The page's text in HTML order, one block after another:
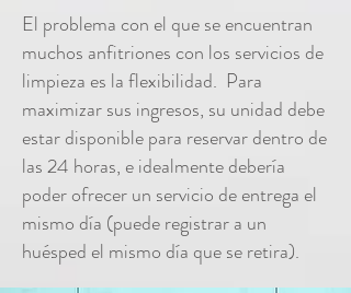
El problema con el que se encuentran
muchos anfitriones con los servicios de
limpieza es la flexibilidad. Para
maximizar sus ingresos, su unidad debe
estar disponible para reservar dentro de
las 24 horas, e idealmente debería
poder ofrecer un servicio de entrega el
mismo día (puede registrar a un
huésped el mismo día que se retira).